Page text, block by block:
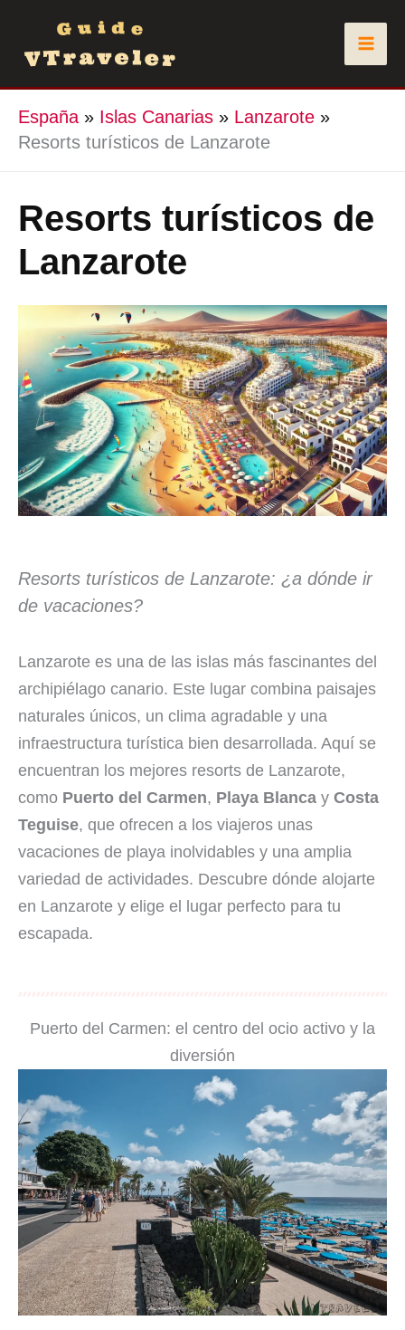
contenido
España » Islas Canarias » Lanzarote »
Resorts turísticos de Lanzarote
Resorts turísticos de
Lanzarote
Resorts turísticos de Lanzarote: ¿a dónde ir
de vacaciones?
Lanzarote es una de las islas más fascinantes del
archipiélago canario. Este lugar combina paisajes
naturales únicos, un clima agradable y una
infraestructura turística bien desarrollada. Aquí se
encuentran los mejores resorts de Lanzarote,
como Puerto del Carmen, Playa Blanca y Costa
Teguise, que ofrecen a los viajeros unas
vacaciones de playa inolvidables y una amplia
variedad de actividades. Descubre dónde alojarte
en Lanzarote y elige el lugar perfecto para tu
escapada.
Puerto del Carmen: el centro del ocio activo y la
diversión